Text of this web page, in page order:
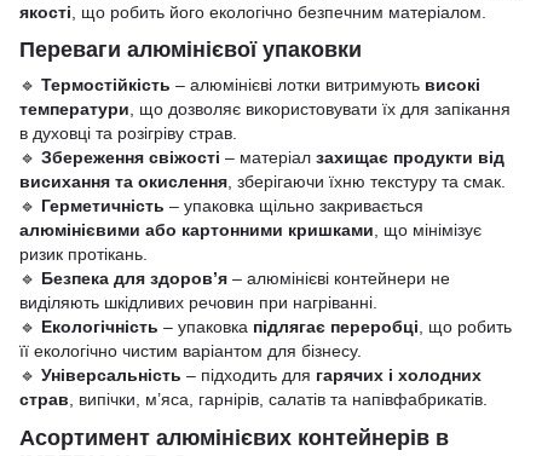
якості , що робить його екологічно безпечним матеріалом.
Переваги алюмінієвої упаковки
🔹 Термостійкість – алюмінієві лотки витримують високі
температури, що дозволяє використовувати їх для запікання
в духовці та розігріву страв.
🔹 Збереження свіжості – матеріал захищає продукти від
висихання та окислення, зберігаючи їхню текстуру та смак.
🔹 Герметичність – упаковка щільно закривається
алюмінієвими або картонними кришками, що мінімізує
ризик протікань.
🔹 Безпека для здоров’я – алюмінієві контейнери не
виділяють шкідливих речовин при нагріванні.
🔹 Екологічність – упаковка підлягає переробці, що робить
її екологічно чистим варіантом для бізнесу.
🔹 Універсальність – підходить для гарячих і холодних
страв, випічки, м’яса, гарнірів, салатів та напівфабрикатів.
Асортимент алюмінієвих контейнерів в